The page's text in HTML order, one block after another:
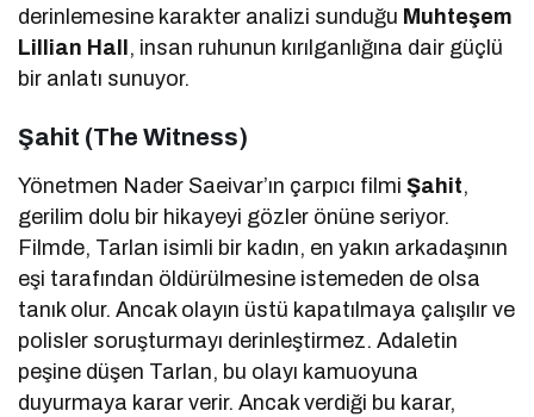
derinlemesine karakter analizi sunduğu Muhteşem
Lillian Hall , insan ruhunun kırılganlığına dair güçlü
bir anlatı sunuyor.
Şahit (The Witness)
Yönetmen Nader Saeivar’ın çarpıcı filmiŞahit,
gerilim dolu bir hikayeyi gözler önüne seriyor.
Filmde, Tarlan isimli bir kadın, en yakın arkadaşının
eşi tarafından öldürülmesine istemeden de olsa
tanık olur. Ancak olayın üstü kapatılmaya çalışılır ve
polisler soruşturmayı derinleştirmez. Adaletin
peşine düşen Tarlan, bu olayı kamuoyuna
duyurmaya karar verir. Ancak verdiği bu karar,